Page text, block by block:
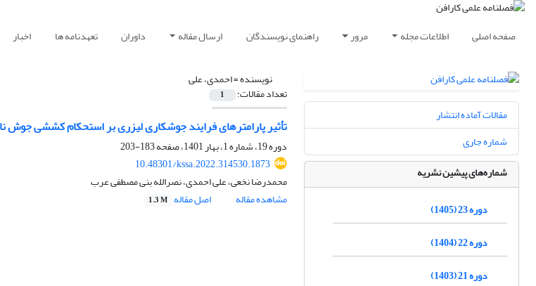
صفحه اصلی اطلاعات مجله مرور راهنمای نویسندگان ارسال مقاله داوران تعهدنامه ها اخبار
نویسنده =احمدی، علی
تعداد مقالات: 1
تأثیر پارامترهای فرایند جوشکاری لیزری بر استحکام کششی جوش
دوره 19، شماره 1، بهار 1401، صفحه
183-203
10.48301/kssa.2022.314530.1873
محمدرضا نخعی، علی احمدی، نصرالله بنی مصطفی عرب
مشاهده مقاله
اصل مقاله 1.3 M
مقالات آماده انتشار
شماره جاری
شماره‌های پیشین نشریه
دوره 23 (1405)
دوره 22 (1404)
دوره 21 (1403)